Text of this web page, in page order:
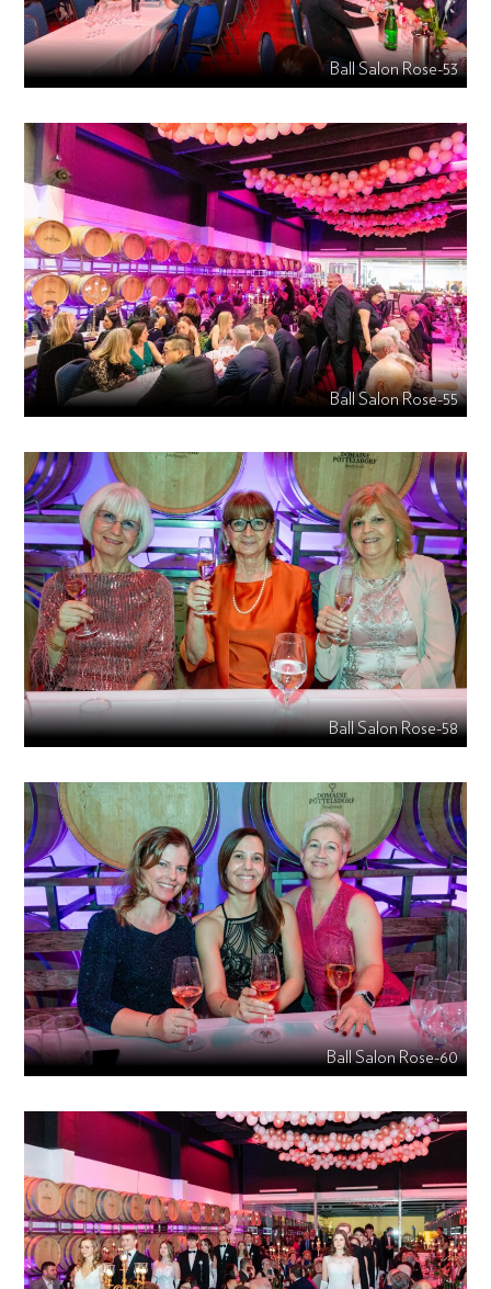
Ball Salon Rose-53
Ball Salon Rose-55
Ball Salon Rose-58
Ball Salon Rose-60